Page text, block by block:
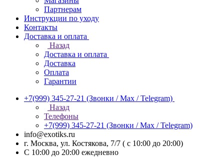
Партнерам
Инструкции по уходу
Контакты
Доставка и оплата
Назад
Доставка и оплата
Доставка
Оплата
Гарантии
+7(999) 345-27-21 (Звонки / Max / Telegram)
Назад
Телефоны
+7(999) 345-27-21 (Звонки / Max / Telegram)
info@exotiks.ru
г. Москва, ул. Костякова, 7/7 ( с 10:00 до 20:00)
С 10:00 до 20:00 ежедневно